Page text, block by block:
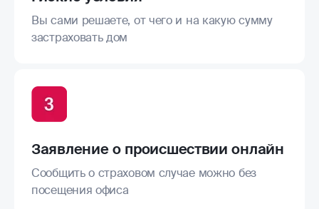
Вы сами решаете, от чего и на какую сумму
застраховать дом
Заявление о происшествии онлайн
Сообщить о страховом случае можно без
посещения офиса